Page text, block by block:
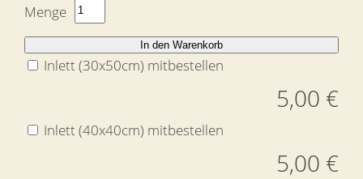
Menge
In den Warenkorb
Inlett (30x50cm) mitbestellen
5,00 €
Inlett (40x40cm) mitbestellen
5,00 €